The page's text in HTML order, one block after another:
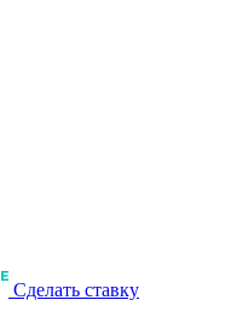
Сделать ставку